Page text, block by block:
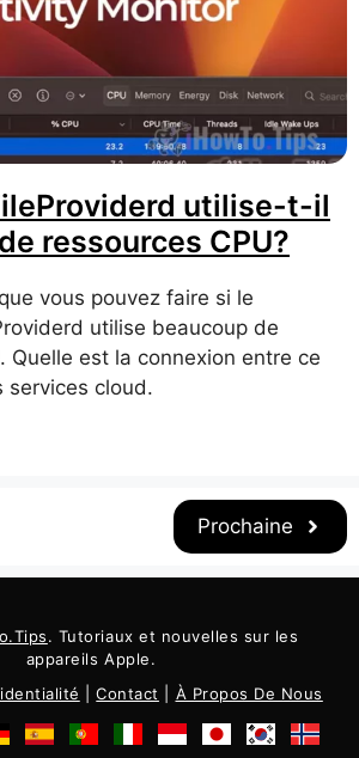
utilise-t-il
ressources CPU?
vous pouvez faire si le
utilise beaucoup de
Quelle est la connexion entre ce
services cloud.
Prochaine
. Tutoriaux et nouvelles sur les
appareils Apple.
|Contact À Propos De Nous